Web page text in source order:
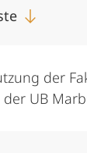
der
UB